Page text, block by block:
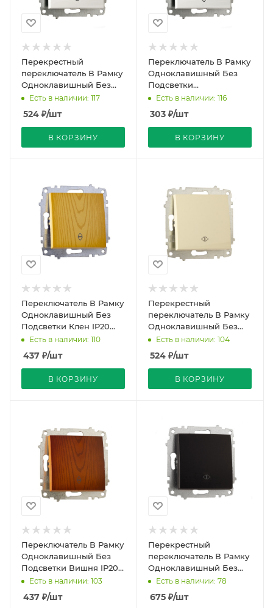
Перекрестный
переключатель В Рамку
Одноклавишный Без
Подсветки
Белоснежный IP20 10А
Есть в наличии: 117
524 ₽/шт
В КОРЗИНУ
Переключатель В Рамку
Одноклавишный Без
Подсветки
Белоснежный IP20 10А
Есть в наличии: 116
303 ₽/шт
В КОРЗИНУ
Переключатель В Рамку
Одноклавишный Без
Подсветки Клен IP20
10А 250В Zena Vega EL-
Есть в наличии: 110
437 ₽/шт
В КОРЗИНУ
Перекрестный
переключатель В Рамку
Одноклавишный Без
Подсветки Кремовый
IP20 10А 250В Zena Vega
EL
Есть в наличии: 104
524 ₽/шт
В КОРЗИНУ
Переключатель В Рамку
Одноклавишный Без
Подсветки Вишня IP20
10А 250В Zena Vega EL-
Есть в наличии: 103
437 ₽/шт
Перекрестный
переключатель В Рамку
Одноклавишный Без
Подсветки Черный
матовый IP20 10А 250В
Zena V
Есть в наличии: 78
675 ₽/шт